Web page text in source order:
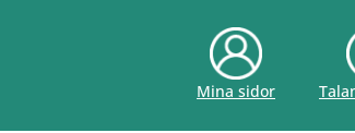
Mina sidor